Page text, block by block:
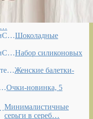
Шоколадные
Набор силиконовых
Женские балетки-
Очки-новинка, 5
Минималистичные
серьги в сереб…